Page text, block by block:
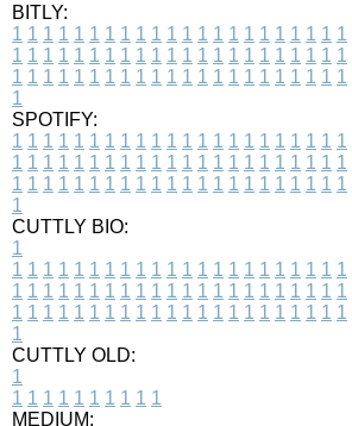
BITLY:
1 1 1 1 1 1 1 1 1 1 1 1 1 1 1 1 1 1 1 1 1 1
1 1 1 1 1 1 1 1 1 1 1 1 1 1 1 1 1 1 1 1 1 1
1 1 1 1 1 1 1 1 1 1 1 1 1 1 1 1 1 1 1 1 1 1
1
SPOTIFY:
1 1 1 1 1 1 1 1 1 1 1 1 1 1 1 1 1 1 1 1 1 1
1 1 1 1 1 1 1 1 1 1 1 1 1 1 1 1 1 1 1 1 1 1
1 1 1 1 1 1 1 1 1 1 1 1 1 1 1 1 1 1 1 1 1 1
1
CUTTLY BIO:
1
1 1 1 1 1 1 1 1 1 1 1 1 1 1 1 1 1 1 1 1 1 1
1 1 1 1 1 1 1 1 1 1 1 1 1 1 1 1 1 1 1 1 1 1
1 1 1 1 1 1 1 1 1 1 1 1 1 1 1 1 1 1 1 1 1 1
1
CUTTLY OLD:
1
1 1 1 1 1 1 1 1 1 1
MEDIUM: